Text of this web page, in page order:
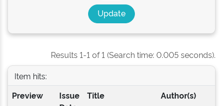
Results 1-1 of 1 (Search time: 0.005 seconds).
Item hits:
Preview
Issue
Title Author(s)